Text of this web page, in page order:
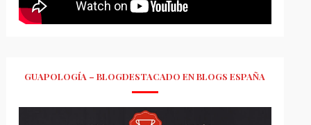
GUAPOLOGÍA – BLOGDESTACADO EN BLOGS ESPAÑA